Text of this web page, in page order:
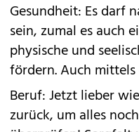
Gesundheit: Es darf
sein, zumal es auch
physische und
fördern. Auch
Beruf: Jetzt lieber
zurück, um alles